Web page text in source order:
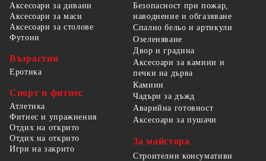
Аксесоари за дивани
Аксесоари за маси
Аксесоари за столове
Футони
Възрастни
Еротика
Спорт и фитнес
Атлетика
Фитнес и упражнения
Отдих на открито
Отдих на открито
Игри на закрито
Безопасност при пожар,
наводнение и обгазяване
Спално бельо и артикули
Озеленяване
Двор и градина
Аксесоари за камини и
печки на дърва
Камини
Чадъри за дъжд
Аварийна готовност
Аксесоари за пушачи
За майстора
Строителни консумативи